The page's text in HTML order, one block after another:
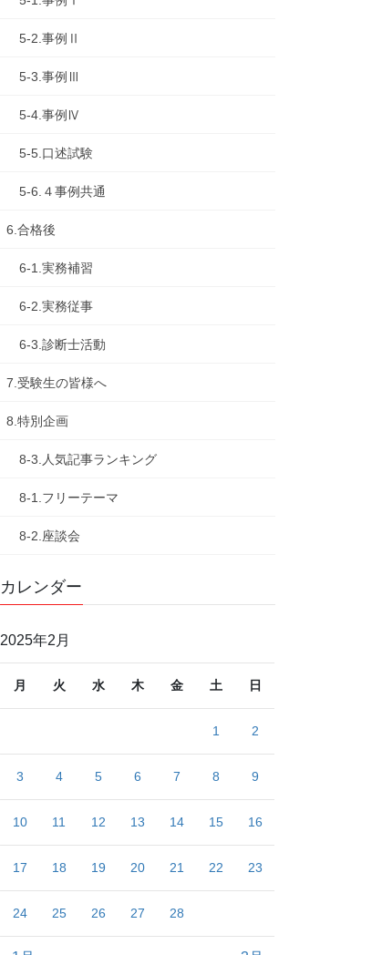
5-2.事例Ⅱ
5-3.事例Ⅲ
5-4.事例Ⅳ
5-5.口述試験
5-6.４事例共通
6.合格後
6-1.実務補習
6-2.実務従事
6-3.診断士活動
7.受験生の皆様へ
8.特別企画
8-3.人気記事ランキング
8-1.フリーテーマ
8-2.座談会
カレンダー
2025年2月
月 火 水 木 金 土 日
1 2
3 4 5 6 7 8 9
10 11 12 13 14 15 16
17 18 19 20 21 22 23
24 25 26 27 28